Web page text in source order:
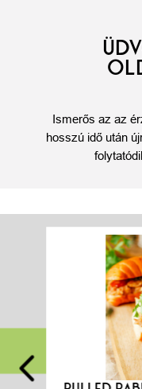
Ismerős az az
hosszú idő után